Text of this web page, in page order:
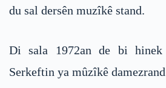
du sal dersên muzîkê stand.
Di sala 1972an de bi hinek
Serkeftin ya mûzîkê